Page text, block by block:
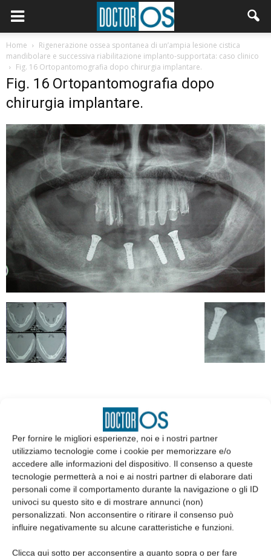
Per fornire le migliori esperienze, noi e i nostri partner
utilizziamo tecnologie come i cookie per memorizzare e/o
accedere alle informazioni del dispositivo. Il consenso a queste
tecnologie permetterà a noi e ai nostri partner di elaborare dati
personali come il comportamento durante la navigazione o gli ID
univoci su questo sito e di mostrare annunci (non)
personalizzati. Non acconsentire o ritirare il consenso può
influire negativamente su alcune caratteristiche e funzioni.
Clicca qui sotto per acconsentire a quanto sopra o per fare
Home
Rigenerazione ossea spontanea di un’ampia lesione cistica
mandibolare e successiva riabilitazione implanto-supportata: caso clinico
Fig. 16 Ortopantomografia dopo chirurgia implantare.
Fig. 16 Ortopantomografia dopo
chirurgia implantare.